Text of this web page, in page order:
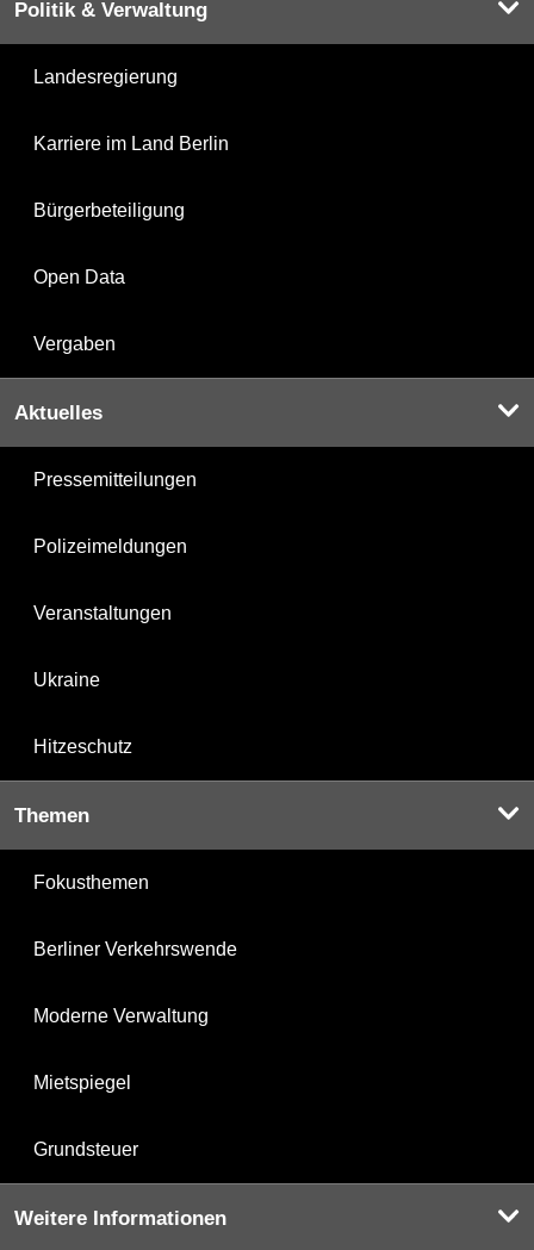
Politik & Verwaltung
Landesregierung
Karriere im Land Berlin
Bürgerbeteiligung
Open Data
Vergaben
Aktuelles
Pressemitteilungen
Polizeimeldungen
Veranstaltungen
Ukraine
Hitzeschutz
Themen
Fokusthemen
Berliner Verkehrswende
Moderne Verwaltung
Mietspiegel
Grundsteuer
Weitere Informationen